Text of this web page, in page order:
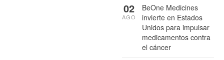
BeOne Medicines
invierte en Estados
Unidos para impulsar
medicamentos contra
el cáncer
02
AGO